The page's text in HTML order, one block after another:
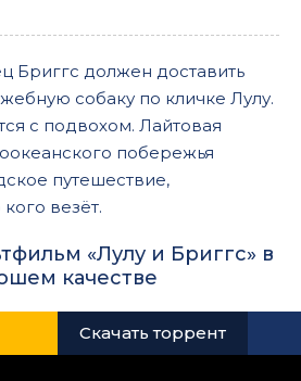
Бриггс должен доставить
собаку по кличке Лулу.
с подвохом. Лайтовая
побережья
путешествие,
везёт.
«Лулу и Бриггс» в
качестве
Скачать торрент